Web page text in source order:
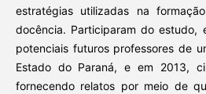
estratégias utilizadas na
docência. Participaram do estudo,
potenciais futuros professores de
Estado do Paraná, e em 2013,
fornecendo relatos por meio de